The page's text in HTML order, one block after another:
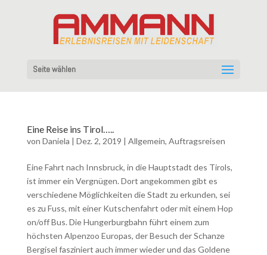
Seite wählen
Eine Reise ins Tirol…..
von Daniela | Dez. 2, 2019 | Allgemein, Auftragsreisen
Eine Fahrt nach Innsbruck, in die Hauptstadt des Tirols,
ist immer ein Vergnügen. Dort angekommen gibt es
verschiedene Möglichkeiten die Stadt zu erkunden, sei
es zu Fuss, mit einer Kutschenfahrt oder mit einem Hop
on/off Bus. Die Hungerburgbahn führt einem zum
höchsten Alpenzoo Europas, der Besuch der Schanze
Bergisel fasziniert auch immer wieder und das Goldene